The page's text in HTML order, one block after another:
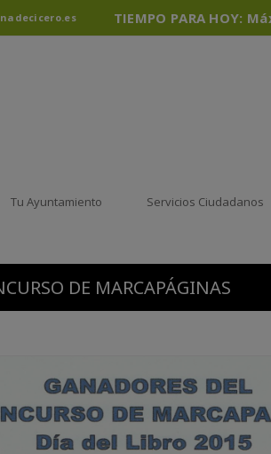
TIEMPO PARA HOY:
Tu Ayuntamiento Servicios Ciudadanos
DE MARCAPÁGINAS